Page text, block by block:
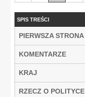
SPIS TREŚCI
PIERWSZA STRONA
KOMENTARZE
KRAJ
RZECZ O POLITYCE